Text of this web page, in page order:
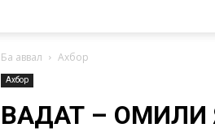
факультет
Ба аввал Ахбор
Ахбор
ВАҲДАТ –